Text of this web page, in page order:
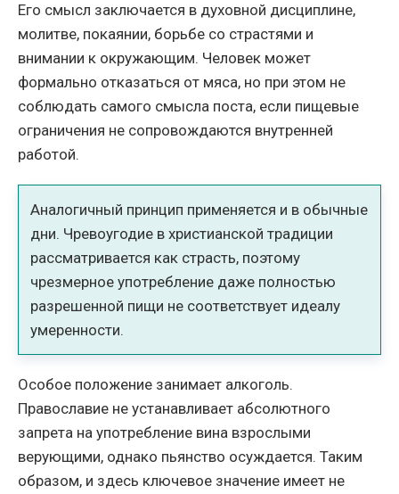
Его смысл заключается в духовной дисциплине,
молитве, покаянии, борьбе со страстями и
внимании к окружающим. Человек может
формально отказаться от мяса, но при этом не
соблюдать самого смысла поста, если пищевые
ограничения не сопровождаются внутренней
работой.
Аналогичный принцип применяется и в обычные
дни. Чревоугодие в христианской традиции
рассматривается как страсть, поэтому
чрезмерное употребление даже полностью
разрешенной пищи не соответствует идеалу
умеренности.
Особое положение занимает алкоголь.
Православие не устанавливает абсолютного
запрета на употребление вина взрослыми
верующими, однако пьянство осуждается. Таким
образом, и здесь ключевое значение имеет не